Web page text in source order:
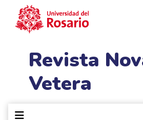
Revista
Vetera